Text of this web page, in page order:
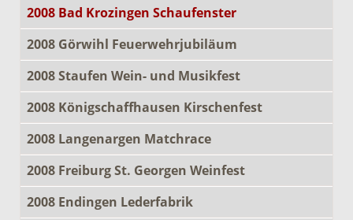
2008 Bad Krozingen Schaufenster
2008 Görwihl Feuerwehrjubiläum
2008 Staufen Wein- und Musikfest
2008 Königschaffhausen Kirschenfest
2008 Langenargen Matchrace
2008 Freiburg St. Georgen Weinfest
2008 Endingen Lederfabrik